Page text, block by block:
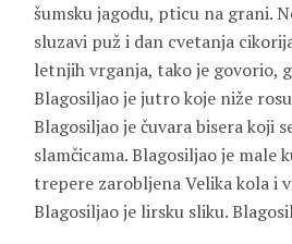
šumsku jagodu, pticu na grani.
sluzavi puž i dan cvetanja
letnjih vrganja, tako je govorio,
Blagosiljao je jutro koje niže
Blagosiljao je čuvara bisera koji
slamčicama. Blagosiljao je male
trepere zarobljena Velika kola i
Blagosiljao je lirsku sliku.